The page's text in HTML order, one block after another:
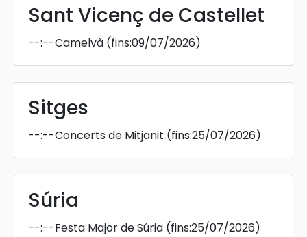
Sant Vicenç de Castellet
--:--Camelvà (fins:09/07/2026)
Sitges
--:--Concerts de Mitjanit (fins:25/07/2026)
Súria
--:--Festa Major de Súria (fins:25/07/2026)